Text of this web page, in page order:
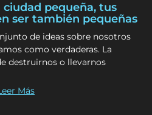
ciudad pequeña, tus
ser también pequeñas
de ideas sobre nosotros
como verdaderas. La
destruirnos o llevarnos
Más